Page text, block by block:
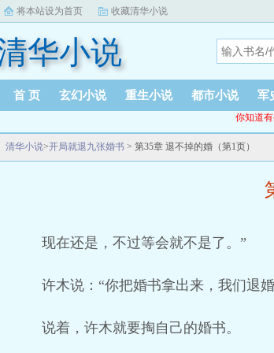
将本站设为首页 收藏清华小说
华小说
首 页 玄幻小说 重生小说 都市小说 军
你知道
清华小说>开局就退九张婚书 > 第35章 退不掉的婚（第1页）
现在还是，不过等会就不是了。”
许木说：“你把婚书拿出来，我们退
说着，许木就要掏自己的婚书。